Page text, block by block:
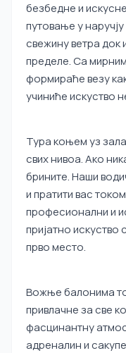
безбедне и
путовање у
свежину ветра док
пределе. Са
формираће везу
учиниће искуство
Тура коњем уз
свих нивоа. Ако
брините. Наши
и пратити вас
професионални и
пријатно
прво место.
Вожње балонима
привлачне за све
фасцинантну
адреналин и